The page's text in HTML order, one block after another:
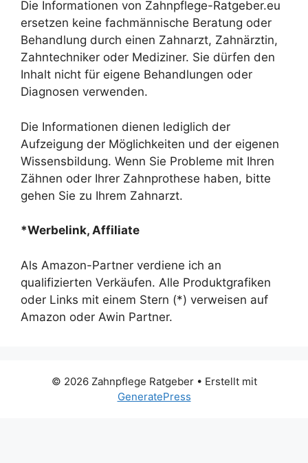
Die Informationen von Zahnpflege-Ratgeber.eu
ersetzen keine fachmännische Beratung oder
Behandlung durch einen Zahnarzt, Zahnärztin,
Zahntechniker oder Mediziner. Sie dürfen den
Inhalt nicht für eigene Behandlungen oder
Diagnosen verwenden.
Die Informationen dienen lediglich der
Aufzeigung der Möglichkeiten und der eigenen
Wissensbildung. Wenn Sie Probleme mit Ihren
Zähnen oder Ihrer Zahnprothese haben, bitte
gehen Sie zu Ihrem Zahnarzt.
*Werbelink, Affiliate
Als Amazon-Partner verdiene ich an
qualifizierten Verkäufen. Alle Produktgrafiken
oder Links mit einem Stern (*) verweisen auf
Amazon oder Awin Partner.
© 2026 Zahnpflege Ratgeber• Erstellt mit
GeneratePress